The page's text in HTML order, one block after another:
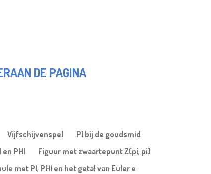
DE PAGINA
Vijfschijvenspel
PI bij de goudsmid
PHI
Figuur met zwaartepunt Z(pi, pi)
met PI, PHI en het getal van Euler e